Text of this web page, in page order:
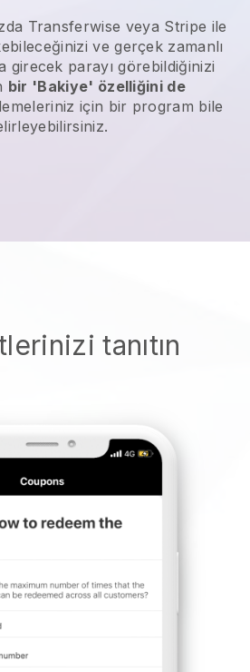
Transferwise veya Stripe ile
ve gerçek zamanlı
girecek parayı görebildiğinizi
bir 'Bakiye' özelliğini de
için bir program bile
tanıtın